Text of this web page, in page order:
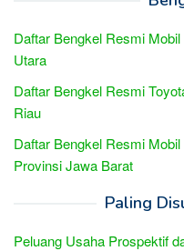
Daftar Bengkel Resmi
Utara
Daftar Bengkel Resmi
Riau
Daftar Bengkel Resmi
Provinsi Jawa Barat
Paling
Peluang Usaha Prospektif